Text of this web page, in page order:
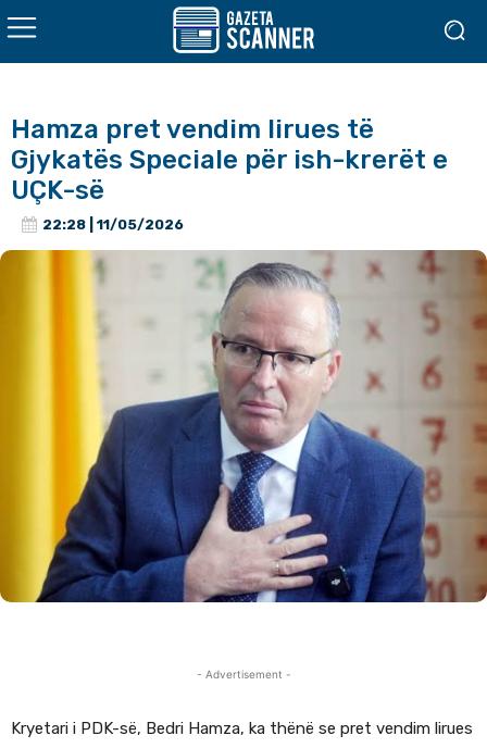
Hamza pret vendim lirues të
Gjykatës Speciale për ish-krerët e
UÇK-së
22:28 | 11/05/2026
- Advertisement -
Kryetari i PDK-së, Bedri Hamza, ka thënë se pret vendim lirues